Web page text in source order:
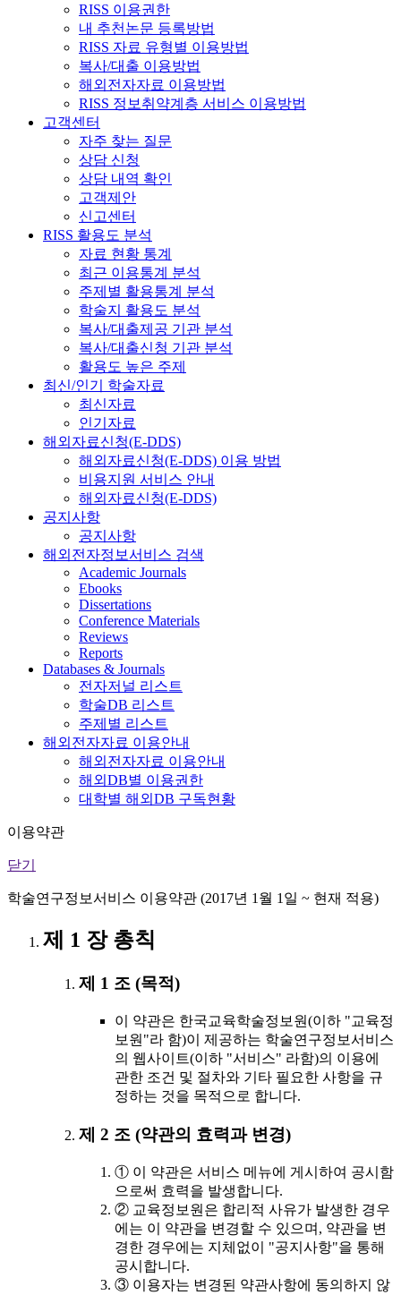
RISS 이용권한
내 추천논문 등록방법
RISS 자료 유형별 이용방법
복사/대출 이용방법
해외전자자료 이용방법
RISS 정보취약계층 서비스 이용방법
고객센터
자주 찾는 질문
상담 신청
상담 내역 확인
고객제안
신고센터
RISS 활용도 분석
자료 현황 통계
최근 이용통계 분석
주제별 활용통계 분석
학술지 활용도 분석
복사/대출제공 기관 분석
복사/대출신청 기관 분석
활용도 높은 주제
최신/인기 학술자료
최신자료
인기자료
해외자료신청(E-DDS)
해외자료신청(E-DDS) 이용 방법
비용지원 서비스 안내
해외자료신청(E-DDS)
공지사항
공지사항
해외전자정보서비스 검색
Academic Journals
Ebooks
Dissertations
Conference Materials
Reviews
Reports
Databases & Journals
전자저널 리스트
학술DB 리스트
주제별 리스트
해외전자자료 이용안내
해외전자자료 이용안내
해외DB별 이용권한
대학별 해외DB 구독현황
이용약관
닫기
학술연구정보서비스 이용약관 (2017년 1월 1일 ~ 현재 적용)
제 1 장 총칙
제 1 조 (목적)
이 약관은 한국교육학술정보원(이하 "교육정
보원"라 함)이 제공하는 학술연구정보서비스
의 웹사이트(이하 "서비스" 라함)의 이용에
관한 조건 및 절차와 기타 필요한 사항을 규
정하는 것을 목적으로 합니다.
제 2 조 (약관의 효력과 변경)
① 이 약관은 서비스 메뉴에 게시하여 공시함
으로써 효력을 발생합니다.
② 교육정보원은 합리적 사유가 발생한 경우
에는 이 약관을 변경할 수 있으며, 약관을 변
경한 경우에는 지체없이 "공지사항"을 통해
공시합니다.
③ 이용자는 변경된 약관사항에 동의하지 않